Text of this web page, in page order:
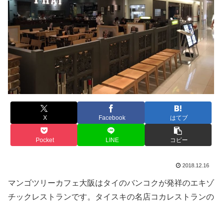
X Facebook はてブ
Pocket LINE コピー
2018.12.16
マンゴツリーカフェ大阪はタイのバンコクが発祥のエキゾ
チックレストランです。タイスキの名店コカレストランの